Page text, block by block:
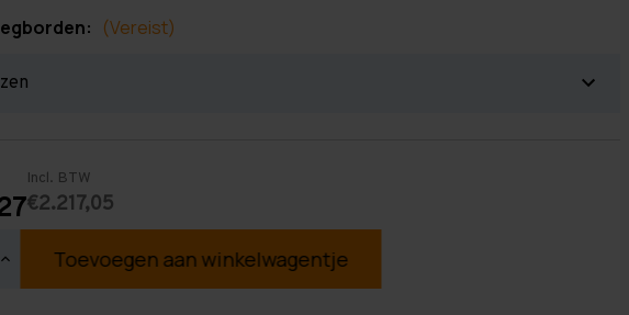
(Vereist)
Incl. BTW
€2.217,05
Hoeveelheid
verhogen